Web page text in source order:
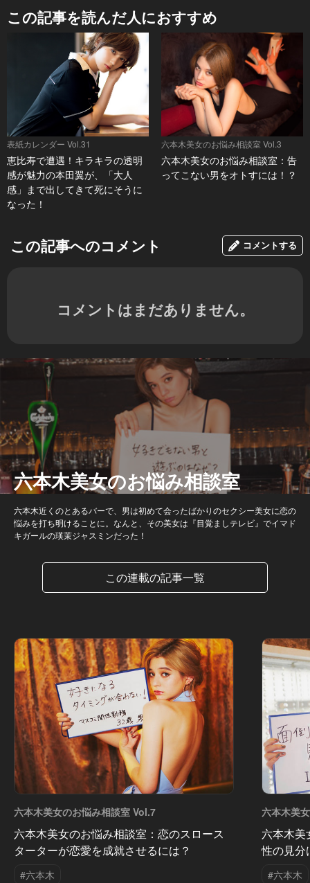
この記事を読んだ人におすすめ
表紙カレンダー Vol.31
恵比寿で遭遇！キラキラの透明
感が魅力の本田翼が、「大人
感」まで出してきて死にそうに
なった！
六本木美女のお悩み相談室 Vol.3
六本木美女のお悩み相談室：告
ってこない男をオトすには！？
この記事へのコメント コメントする
コメントはまだありません。
六本木美女のお悩み相談室
六本木近くのとあるバーで、男は初めて会ったばかりのセクシー美女に恋の
悩みを打ち明けることに。なんと、その美女は『目覚ましテレビ』でイマド
キガールの瑛茉ジャスミンだった！
この連載の記事一覧
六本木美女のお悩み相談室 Vol.7
六本木美女のお悩み相談室：恋のスロース
ターターが恋愛を成就させるには？
#六本木
六本木美
六本木
性の見分
#六本木